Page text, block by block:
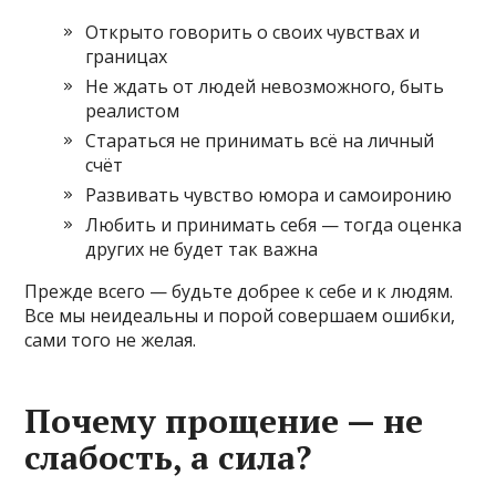
Открыто говорить о своих чувствах и
границах
Не ждать от людей невозможного, быть
реалистом
Стараться не принимать всё на личный
счёт
Развивать чувство юмора и самоиронию
Любить и принимать себя — тогда оценка
других не будет так важна
Прежде всего — будьте добрее к себе и к людям.
Все мы неидеальны и порой совершаем ошибки,
сами того не желая.
Почему прощение — не
слабость, а сила?